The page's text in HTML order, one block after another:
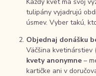
tulipány vyjadrujú
úsmev. Vyber takú,
Objednaj donášku
Väčšina kvetinárstiev
kvety anonymne –
kartičke ani v